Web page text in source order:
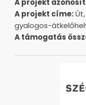
A projekt
A projekt címe:
gyalogos-
A támogatás